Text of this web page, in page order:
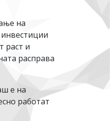
на
раст и
расправа
е на
работат